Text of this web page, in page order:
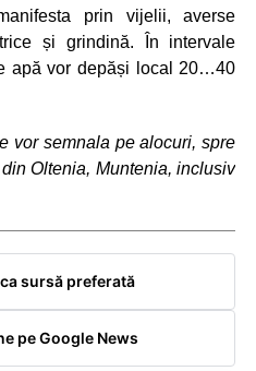
prin vijelii, averse
și grindină. În intervale
apă vor depăși local 20…40
vor semnala pe alocuri, spre
Oltenia, Muntenia, inclusiv
sursă preferată
pe Google News